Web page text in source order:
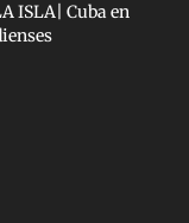
ISLA| Cuba en